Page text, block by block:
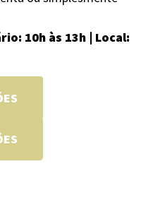
10h às 13h | Local: